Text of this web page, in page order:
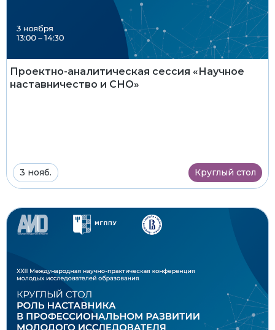
Проектно-аналитическая сессия «Научное
наставничество и СНО»
3 нояб. Круглый стол